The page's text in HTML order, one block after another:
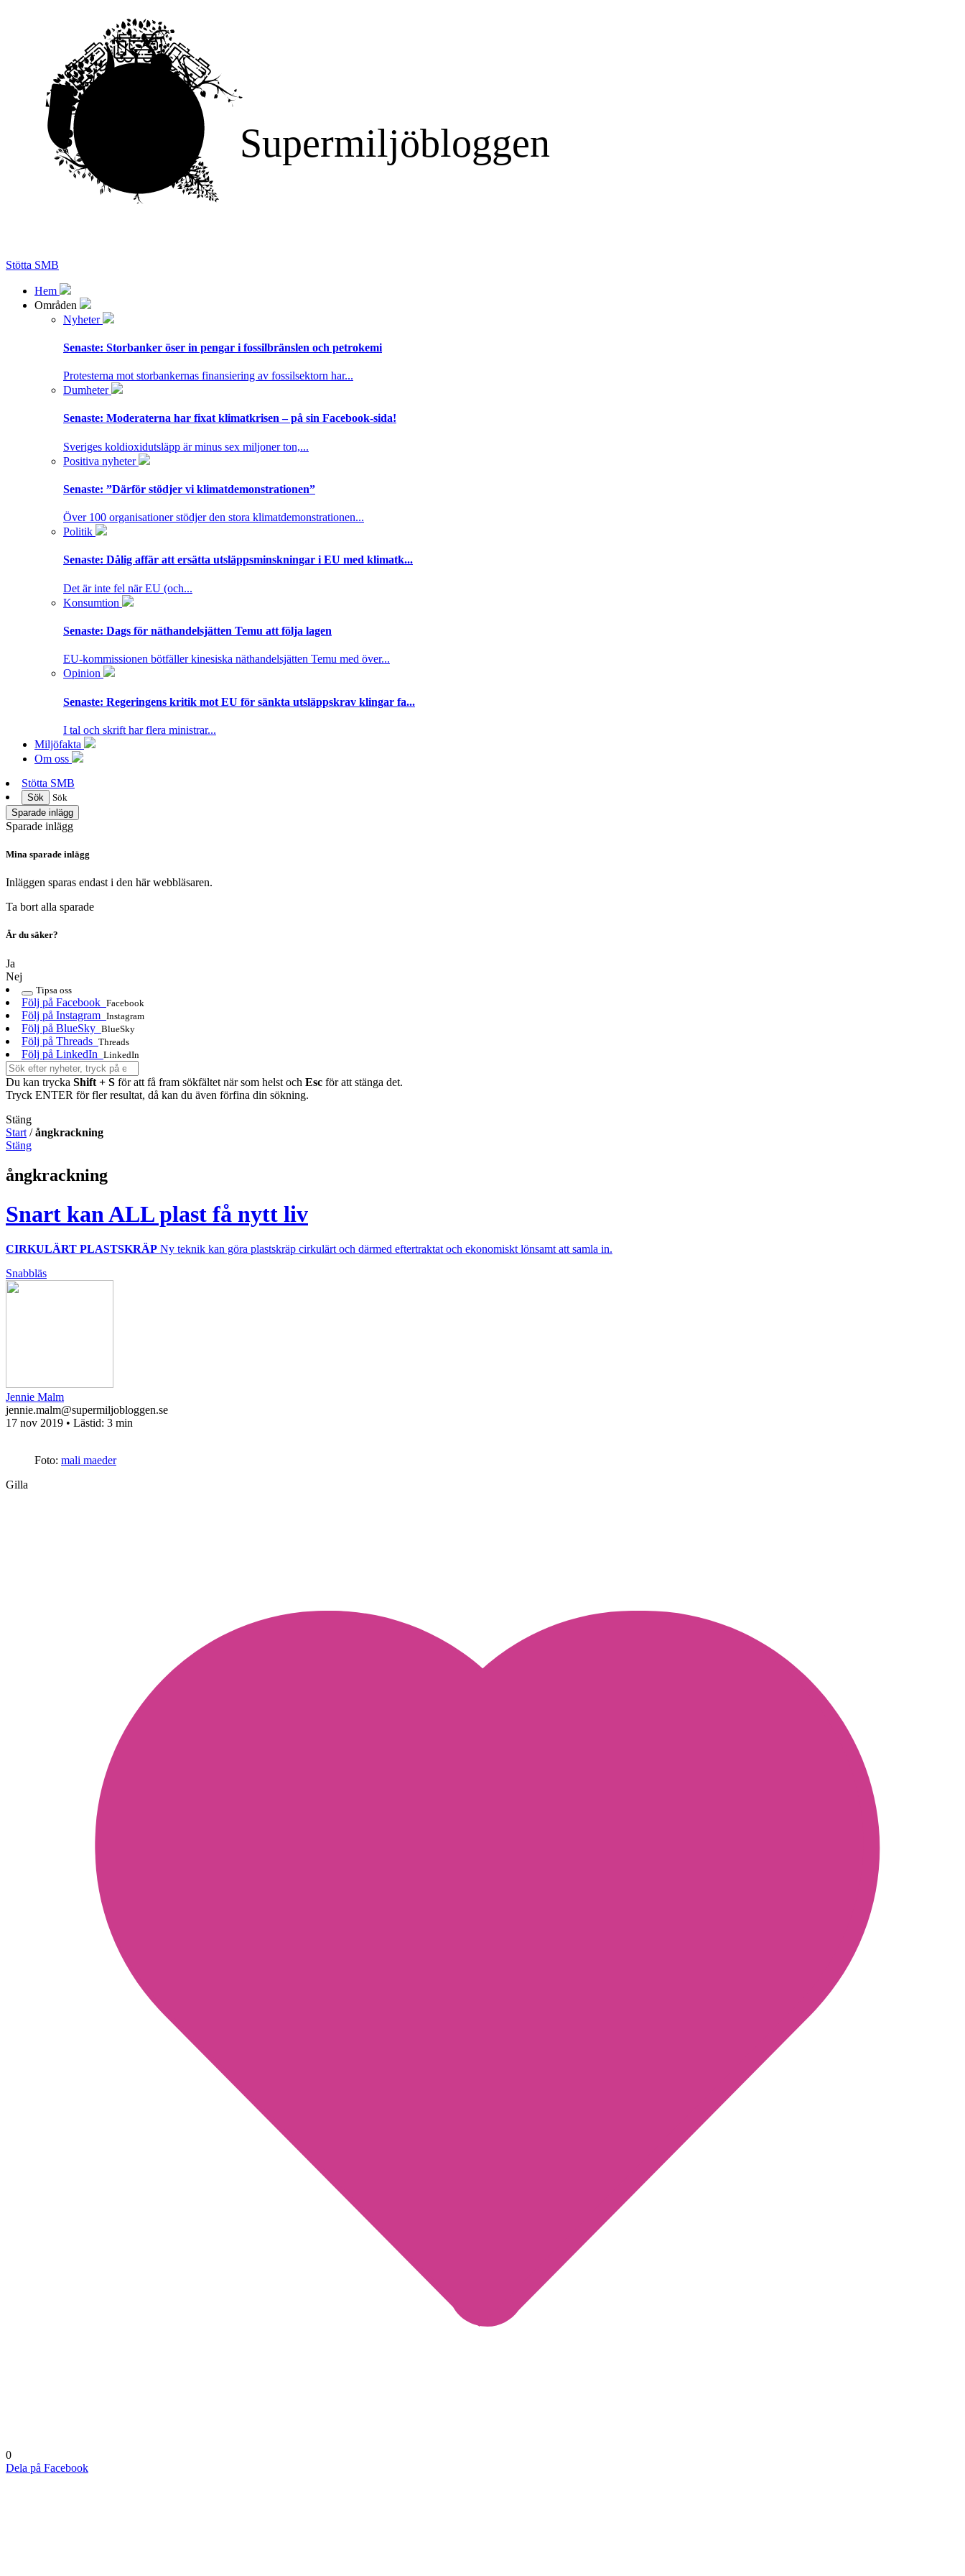
Supermiljöbloggen
Stötta SMB
Hem
Områden
Nyheter
Senaste: Storbanker öser in pengar i fossilbränslen och petrokemi
Protesterna mot storbankernas finansiering av fossilsektorn har...
Dumheter
Senaste: Moderaterna har fixat klimatkrisen – på sin Facebook-sida!
Sveriges koldioxidutsläpp är minus sex miljoner ton,...
Positiva nyheter
Senaste: ”Därför stödjer vi klimatdemonstrationen”
Över 100 organisationer stödjer den stora klimatdemonstrationen...
Politik
Senaste: Dålig affär att ersätta utsläppsminskningar i EU med klimatk...
Det är inte fel när EU (och...
Konsumtion
Senaste: Dags för näthandelsjätten Temu att följa lagen
EU-kommissionen bötfäller kinesiska näthandelsjätten Temu med över...
Opinion
Senaste: Regeringens kritik mot EU för sänkta utsläppskrav klingar fa...
I tal och skrift har flera ministrar...
Miljöfakta
Om oss
Stötta SMB
Sök
Sök
Sparade inlägg
Sparade inlägg
Mina sparade inlägg
Inläggen sparas endast i den här webbläsaren.
Ta bort alla sparade
Är du säker?
Ja
Nej
Tipsa oss
Följ på Facebook Facebook
Följ på Instagram Instagram
Följ på BlueSky BlueSky
Följ på Threads Threads
Följ på LinkedIn LinkedIn
Du kan trycka Shift + S för att få fram sökfältet när som helst och Esc för att stänga det.
Tryck ENTER för fler resultat, då kan du även förfina din sökning.
Stäng
Start /ångkrackning
Stäng
ångkrackning
Snart kan ALL plast få nytt liv
CIRKULÄRT PLASTSKRÄP Ny teknik kan göra plastskräp cirkulärt och därmed eftertraktat och ekonomiskt lönsamt att samla in.
Snabbläs
Jennie Malm
jennie.malm@supermiljobloggen.se
17 nov 2019 • Lästid: 3 min
Foto: mali maeder
Gilla
0
Dela på Facebook